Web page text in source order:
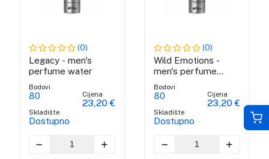
(0)
Legacy - men's
perfume water
Bodovi
80
Skladište
Dostupno
Cijena
23,20 €
(0)
Wild Emotions -
men's perfume
Bodovi
80
Skladište
Dostupno
Cijena
23,20 €